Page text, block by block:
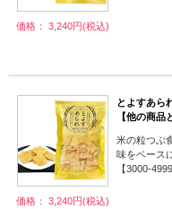
価格： 3,240円(税込)
とよすあら
【他の商品
米の粒つぶ
味をベース
【3000-
価格： 3,240円(税込)